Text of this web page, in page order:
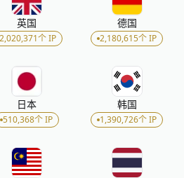
英国
2,020,371个 IP
德国
2,180,615个 IP
日本
510,368个 IP
韩国
1,390,726个 IP